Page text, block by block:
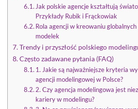
Jak polskie agencje kształtują
Przykłady Rubik i Frąckowiak
Rola agencji w kreowaniu
modelek
Trendy i przyszłość polskiego
Często zadawane pytania (FAQ)
1. Jakie są najważniejsze kryteria
agencji modelingowej w Polsce?
2. Czy agencja modelingowa jest
kariery w modelingu?